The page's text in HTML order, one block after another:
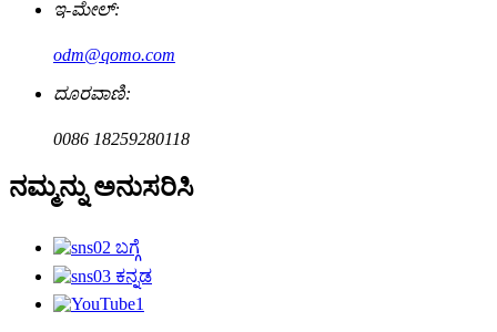
ಇ-ಮೇಲ್:
odm@qomo.com
ದೂರವಾಣಿ:
0086 18259280118
ನಮ್ಮನ್ನು ಅನುಸರಿಸಿ